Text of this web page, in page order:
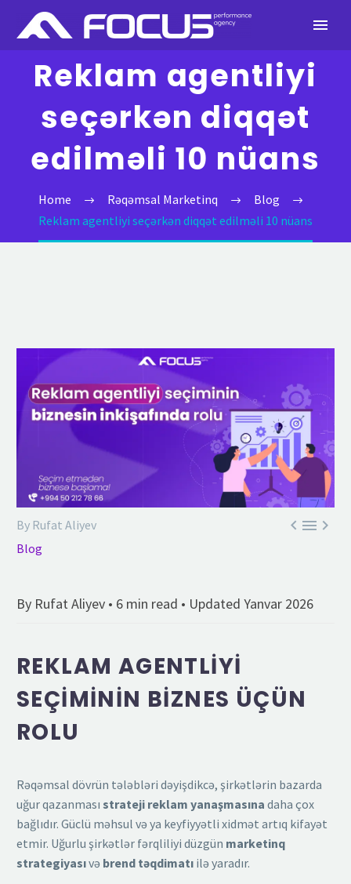
Reklam agentliyi
seçərkən diqqət
edilməli 10 nüans
Home Rəqəmsal Marketinq
Blog
Reklam agentliyi seçərkən diqqət edilməli 10 nüans

By Rufat Aliyev
Blog
By Rufat Aliyev • 6 min read • Updated Yanvar 2026
REKLAM AGENTLIYI
SEÇIMININ BIZNES ÜÇÜN
ROLU
Rəqəmsal dövrün tələbləri dəyişdikcə, şirkətlərin bazarda
uğur qazanması strateji reklam yanaşmasına daha çox
bağlıdır. Güclü məhsul və ya keyfiyyətli xidmət artıq kifayət
etmir. Uğurlu şirkətlər fərqliliyi düzgün marketinq
strategiyasıvə brend təqdimatı ilə yaradır.